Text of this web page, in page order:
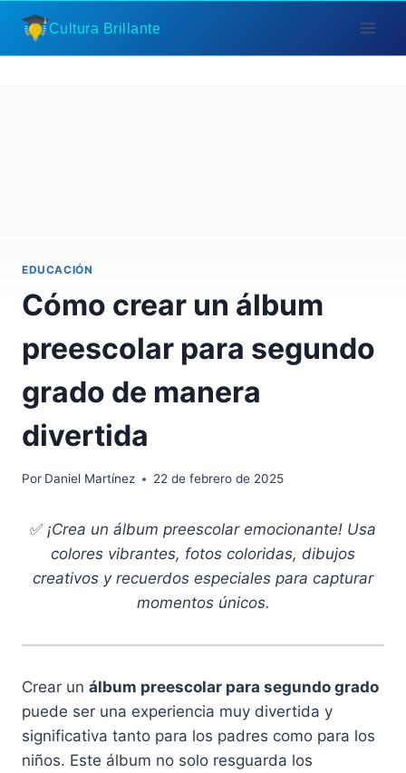
Saltar
contenido
Cultura Brillante
EDUCACIÓN
Cómo crear un álbum
preescolar para segundo
grado de manera
divertida
Por Daniel Martínez 22 de febrero de 2025
✅ ¡Crea un álbum preescolar emocionante! Usa
colores vibrantes, fotos coloridas, dibujos
creativos y recuerdos especiales para capturar
momentos únicos.
Crear un álbum preescolar para segundo grado
puede ser una experiencia muy divertida y
significativa tanto para los padres como para los
niños. Este álbum no solo resguarda los